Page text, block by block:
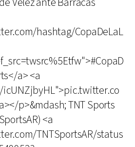
hashtag/CopaDeLaL
a> <a
p>&mdash; TNT Sports
<a
TNTSportsAR/status